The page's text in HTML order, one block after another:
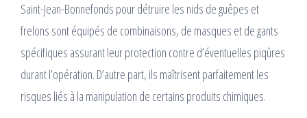
Saint-Jean-Bonnefonds pour détruire les nids de guêpes et
frelons sont équipés de combinaisons, de masques et de gants
spécifiques assurant leur protection contre d’éventuelles piqûres
durant l’opération. D’autre part, ils maîtrisent parfaitement les
risques liés à la manipulation de certains produits chimiques.